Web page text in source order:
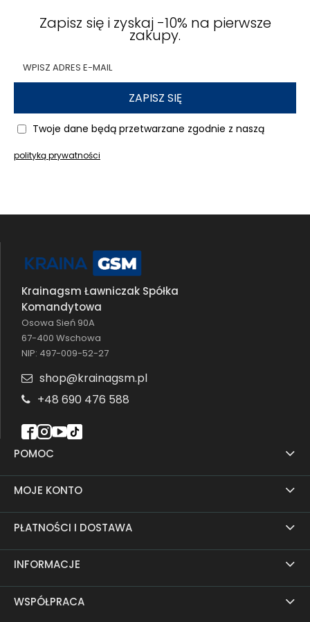
Zapisz się i zyskaj -10% na pierwsze
zakupy.
ZAPISZ SIĘ
Twoje dane będą przetwarzane zgodnie z naszą
polityką prywatności
POMOC
MOJE KONTO
PŁATNOŚCI I DOSTAWA
INFORMACJE
WSPÓŁPRACA
Krainagsm Ławniczak Spółka
Komandytowa
Osowa Sień 90A
67-400 Wschowa
NIP: 497-009-52-27
shop@krainagsm.pl
+48 690 476 588